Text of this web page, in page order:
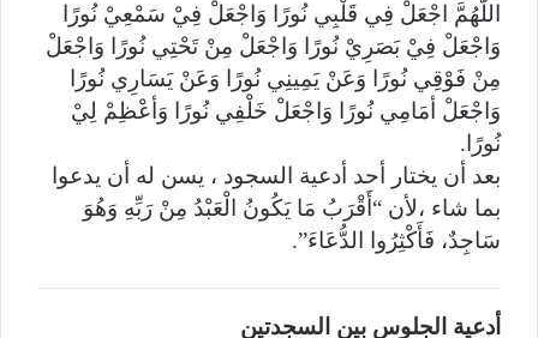
اللَّهُمَّ اجْعَلْ فِي قَلْبِي نُورًا وَاجْعَلْ فِيْ سَمْعِيْ نُورًا
وَاجْعَلْ فِيْ بَصَرِيْ نُورًا وَاجْعَلْ مِنْ تَحْتِي نُورًا وَاجْعَلْ
مِنْ فَوْقِي نُورًا وَعَنْ يَمِينِي نُورًا وَعَنْ يَسَارِي نُورًا
وَاجْعَلْ أمَامِي نُورًا وَاجْعَلْ خَلْفِي نُورًا وَأعْظِمْ لِيْ
نُورًا.
بعد أن يختار أحد أدعية السجود ، يسن له أن يدعوا
بما شاء ،لأن “أَقْرَبُ مَا يَكُونُ الْعَبْدُ مِنْ رَبِّهِ وَهُوَ
سَاجِدٌ، فَأَكْثِرُوا الدُّعَاءَ”.
أدعية الجلوس بين السجدتين